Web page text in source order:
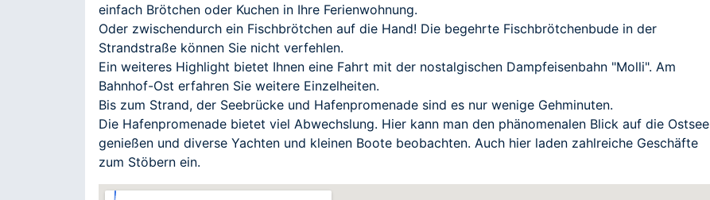
einfach Brötchen oder Kuchen in Ihre Ferienwohnung.
Oder zwischendurch ein Fischbrötchen auf die Hand! Die begehrte Fischbrötchenbude in der
Strandstraße können Sie nicht verfehlen.
Ein weiteres Highlight bietet Ihnen eine Fahrt mit der nostalgischen Dampfeisenbahn "Molli". Am
Bahnhof-Ost erfahren Sie weitere Einzelheiten.
Bis zum Strand, der Seebrücke und Hafenpromenade sind es nur wenige Gehminuten.
Die Hafenpromenade bietet viel Abwechslung. Hier kann man den phänomenalen Blick auf die Ostsee
genießen und diverse Yachten und kleinen Boote beobachten. Auch hier laden zahlreiche Geschäfte
zum Stöbern ein.